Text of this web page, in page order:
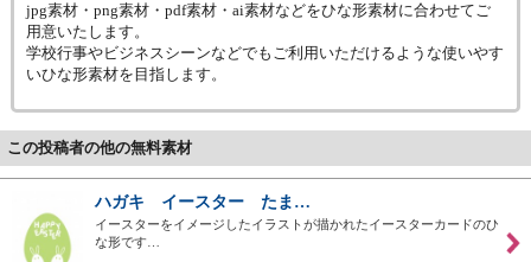
jpg素材・png素材・pdf素材・ai素材などをひな形素材に合わせてご
用意いたします。
学校行事やビジネスシーンなどでもご利用いただけるような使いやす
いひな形素材を目指します。
この投稿者の他の無料素材
ハガキ イースター たま…
イースターをイメージしたイラストが描かれたイースターカードのひ
な形です…